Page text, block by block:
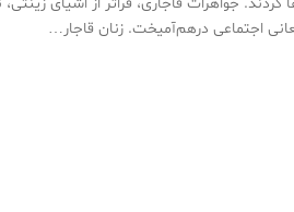
اجتماعی درهم‌آمیخت. زنان قاجار…